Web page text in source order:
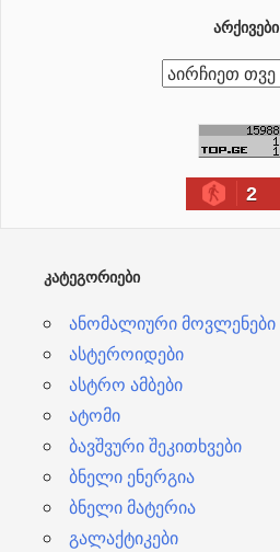
ᲐᲠᲥᲘᲕᲔᲑᲘ
ა
2
ᲙᲐᲢᲔᲒᲝᲠᲘᲔᲑᲘ
ანომალიური მოვლენები
ასტეროიდები
ასტრო ამბები
ატომი
ბავშვური შეკითხვები
ბნელი ენერგია
ბნელი მატერია
გალაქტიკები